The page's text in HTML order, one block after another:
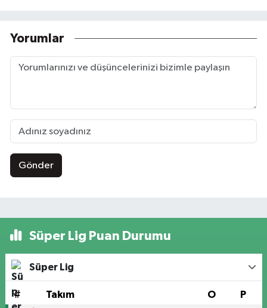
Yorumlar
Gönder
Süper Lig Puan Durumu
Süper Lig
# Takım O P